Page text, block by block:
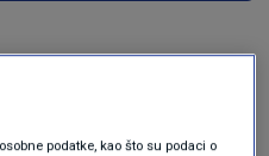
podatke, kao što su podaci o